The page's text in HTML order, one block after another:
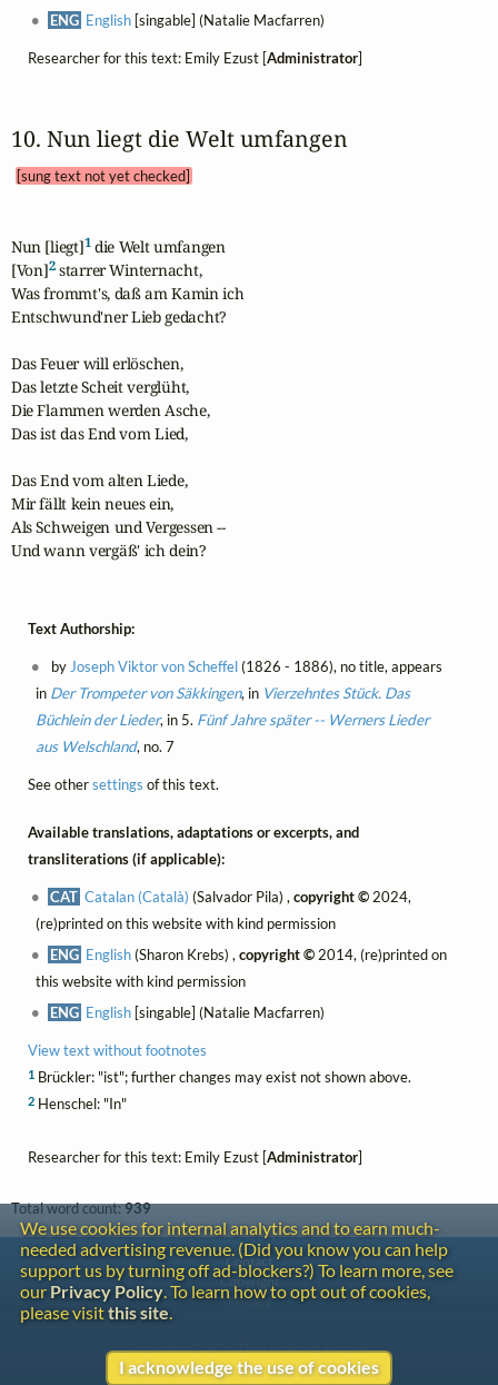
ENG English [singable] (Natalie Macfarren)
Researcher for this text: Emily Ezust [Administrator]
10. Nun liegt die Welt umfangen
[sung text not yet checked]
Nun [liegt]1 die Welt umfangen
[Von]2 starrer Winternacht,
Was frommt's, daß am Kamin ich
Entschwund'ner Lieb gedacht?
Das Feuer will erlöschen,
Das letzte Scheit verglüht,
Die Flammen werden Asche,
Das ist das End vom Lied,
Das End vom alten Liede,
Mir fällt kein neues ein,
Als Schweigen und Vergessen --
Und wann vergäß' ich dein?
Text Authorship:
byJoseph Viktor von Scheffel(1826 - 1886), no title, appears
in Der Trompeter von Säkkingen, in Vierzehntes Stück. Das
Büchlein der Lieder, in 5. Fünf Jahre später -- Werners Lieder
aus Welschland, no. 7
See othersettings of this text.
Available translations, adaptations or excerpts, and
transliterations (if applicable):
CAT Catalan (Català) (Salvador Pila) ,copyright © 2024,
(re)printed on this website with kind permission
ENG English(Sharon Krebs) ,copyright © 2014, (re)printed on
this website with kind permission
ENG English [singable] (Natalie Macfarren)
View text without footnotes
1Brückler: "ist"; further changes may exist not shown above.
2Henschel: "In"
Researcher for this text: Emily Ezust [Administrator]
Total word count:939
We use cookies for internal analytics and to earn much-
needed advertising revenue. (Did you know you can help
support us by turning off ad-blockers?) To learn more, see
our Privacy Policy. To learn how to opt out of cookies,
please visitthis site.
I acknowledge the use of cookies
Contact
Copyright
Privacy
Copyright © 2026 The LiederNet Archive